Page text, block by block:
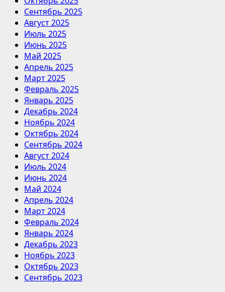
Сентябрь 2025
Август 2025
Июль 2025
Июнь 2025
Май 2025
Апрель 2025
Март 2025
Февраль 2025
Январь 2025
Декабрь 2024
Ноябрь 2024
Октябрь 2024
Сентябрь 2024
Август 2024
Июль 2024
Июнь 2024
Май 2024
Апрель 2024
Март 2024
Февраль 2024
Январь 2024
Декабрь 2023
Ноябрь 2023
Октябрь 2023
Сентябрь 2023